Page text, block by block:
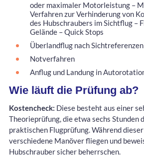
oder maximaler Motorleistung –
Verfahren zur Verhinderung von
des Hubschraubers im Sichtflug –
Gelände – Quick Stops
Überlandflug nach Sichtreferenzen
Notverfahren
Anflug und Landung in
Wie läuft die Prüfung ab?
Kostencheck: Diese besteht aus einer
Theorieprüfung, die etwa sechs Stunden
praktischen Flugprüfung. Während dieser
verschiedene Manöver fliegen und
Hubschrauber sicher beherrschen.